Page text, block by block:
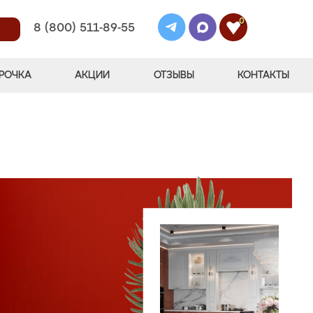
8 (800) 511-89-55
0
АКЦИИ ОТЗЫВЫ КОНТАКТЫ